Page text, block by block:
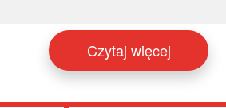
Czytaj więcej